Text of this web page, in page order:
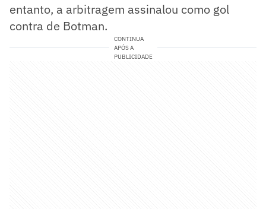
entanto, a arbitragem assinalou como gol
contra de Botman.
CONTINUA
APÓS A
PUBLICIDADE